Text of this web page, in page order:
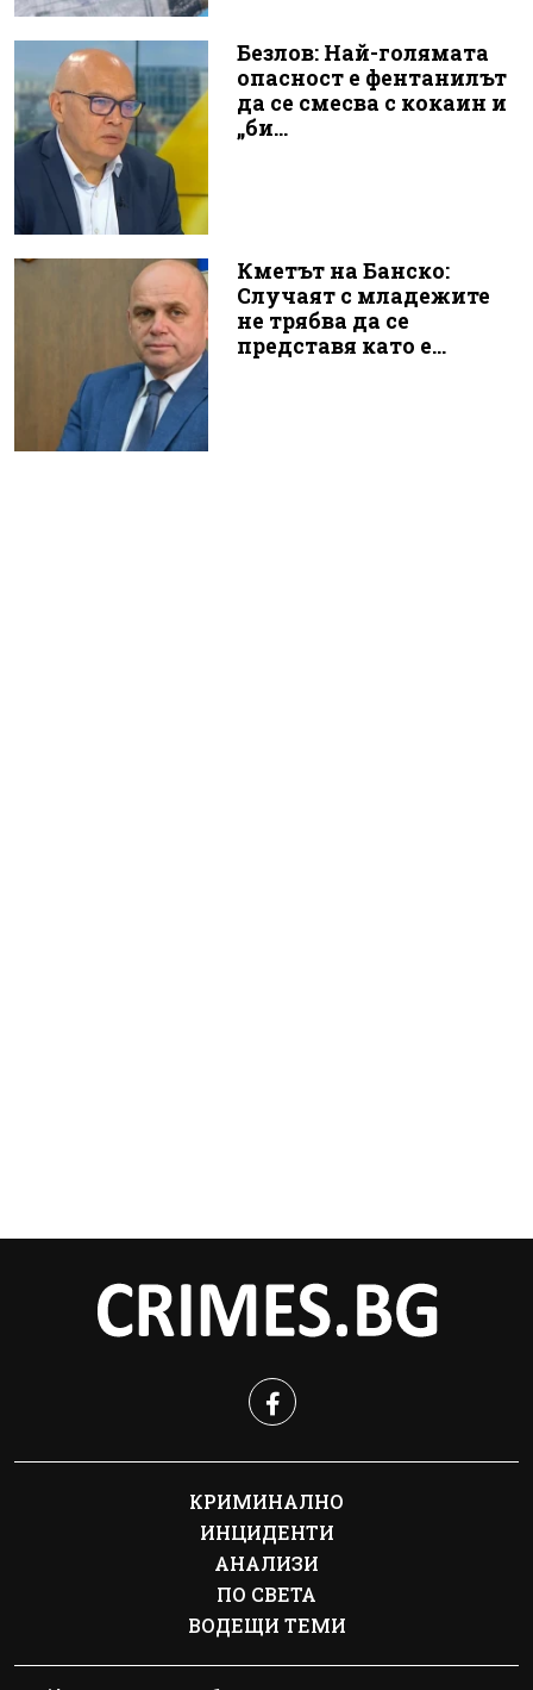
Безлов: Най-голямата
опасност е фентанилът
да се смесва с кокаин и
„би...
Кметът на Банско:
Случаят с младежите
не трябва да се
представя като е...
КРИМИНАЛНО
ИНЦИДЕНТИ
АНАЛИЗИ
ПО СВЕТА
ВОДЕЩИ ТЕМИ